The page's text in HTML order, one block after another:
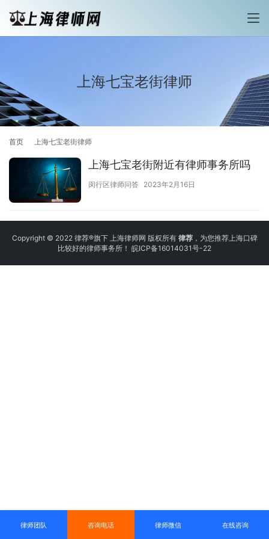
上海七宝老街律师
首页 上海七宝老街律师
上海七宝老街附近有律师事务所吗
闵行区律师问答 2023年2月16日
Copyright © 2022 律荐®旗下 上海律师网 版权所有 律荐，为您推荐上海口碑
比较好的律师事务所！ 皖ICP备16014031号-22
律师团队 咨询电话 律师微信 在线咨询